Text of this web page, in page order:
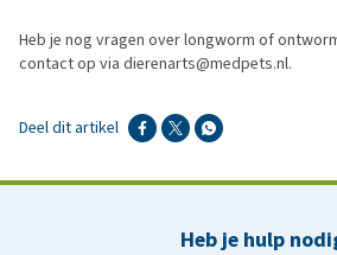
Heb je nog vragen over longworm of
contact op via dierenarts@medpets.nl.
Deel dit artikel
Heb je hulp